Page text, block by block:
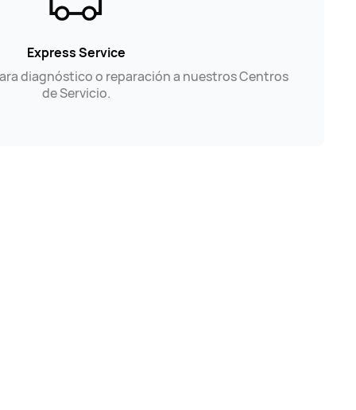
Express Service
diagnóstico o reparación a nuestros Centros
de Servicio.